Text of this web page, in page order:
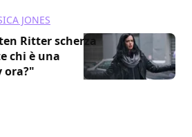
JONES
Ritter scherza
chi è una
ora?"